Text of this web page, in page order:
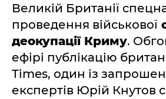
Великій Британії
проведення військової
деокупації Криму.
ефірі публікацію
Times, один із
експертів Юрій Кнутов